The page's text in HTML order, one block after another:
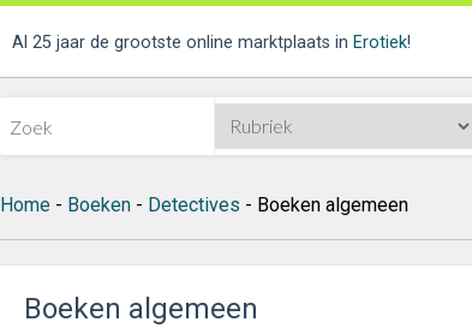
Al 25 jaar de grootste online marktplaats in Erotiek!
Home- Boeken- Detectives - Boeken algemeen
Boeken algemeen